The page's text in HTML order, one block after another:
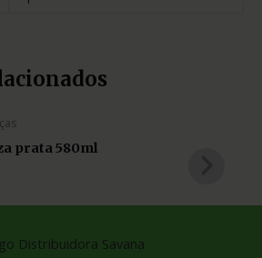
prata 580ml